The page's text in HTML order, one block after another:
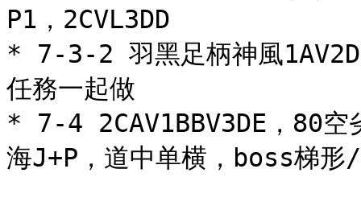
P1，2CVL3DD
* 7-3-2 羽黑足柄神風
任務一起做
* 7-4 2CAV1BBV3DE，80空
海J+P，道中单横，boss梯形